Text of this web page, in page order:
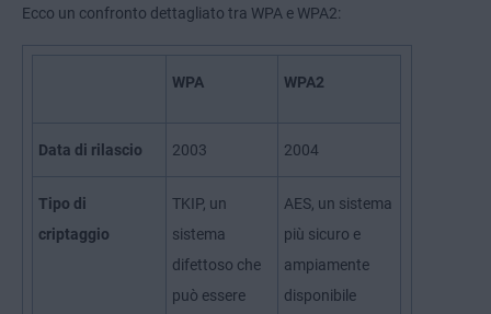
Ecco un confronto dettagliato tra WPA e WPA2:
WPA WPA2
Data di rilascio 2003 2004
Tipo di
criptaggio
TKIP, un
sistema
difettoso che
può essere
AES, un sistema
più sicuro e
ampiamente
disponibile